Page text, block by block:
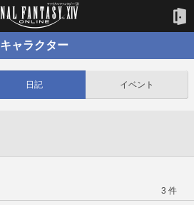
キャラクター
日記 イベント
3 件